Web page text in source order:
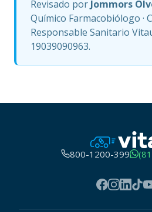
Revisado por Jommors
Químico Farmacobiólogo ·
Responsable Sanitario
19039090963.
800-1200-399